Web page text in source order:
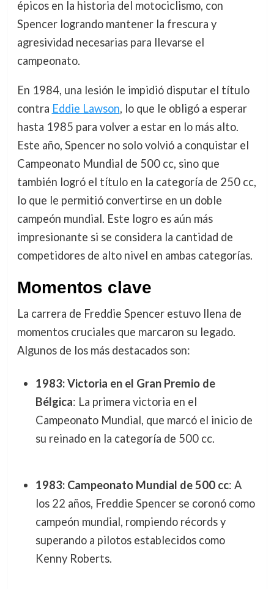
épicos en la historia del motociclismo, con
Spencer logrando mantener la frescura y
agresividad necesarias para llevarse el
campeonato.
En 1984, una lesión le impidió disputar el título
contra Eddie Lawson, lo que le obligó a esperar
hasta 1985 para volver a estar en lo más alto.
Este año, Spencer no solo volvió a conquistar el
Campeonato Mundial de 500 cc, sino que
también logró el título en la categoría de 250 cc,
lo que le permitió convertirse en un doble
campeón mundial. Este logro es aún más
impresionante si se considera la cantidad de
competidores de alto nivel en ambas categorías.
Momentos clave
La carrera de Freddie Spencer estuvo llena de
momentos cruciales que marcaron su legado.
Algunos de los más destacados son:
1983: Victoria en el Gran Premio de
Bélgica: La primera victoria en el
Campeonato Mundial, que marcó el inicio de
su reinado en la categoría de 500 cc.
1983: Campeonato Mundial de 500 cc: A
los 22 años, Freddie Spencer se coronó como
campeón mundial, rompiendo récords y
superando a pilotos establecidos como
Kenny Roberts.